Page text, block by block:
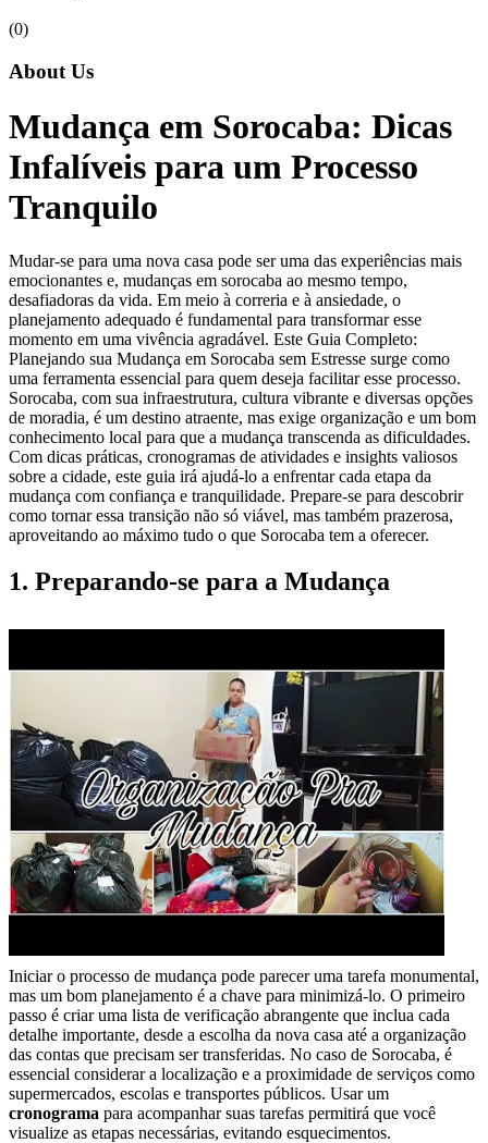
(0)
About Us
Mudança em Sorocaba: Dicas
Infalíveis para um Processo
Tranquilo
Mudar-se para uma nova casa pode ser uma das experiências mais
emocionantes e, mudanças em sorocaba ao mesmo tempo,
desafiadoras da vida. Em meio à correria e à ansiedade, o
planejamento adequado é fundamental para transformar esse
momento em uma vivência agradável. Este Guia Completo:
Planejando sua Mudança em Sorocaba sem Estresse surge como
uma ferramenta essencial para quem deseja facilitar esse processo.
Sorocaba, com sua infraestrutura, cultura vibrante e diversas opções
de moradia, é um destino atraente, mas exige organização e um bom
conhecimento local para que a mudança transcenda as dificuldades.
Com dicas práticas, cronogramas de atividades e insights valiosos
sobre a cidade, este guia irá ajudá-lo a enfrentar cada etapa da
mudança com confiança e tranquilidade. Prepare-se para descobrir
como tornar essa transição não só viável, mas também prazerosa,
aproveitando ao máximo tudo o que Sorocaba tem a oferecer.
1. Preparando-se para a Mudança
Iniciar o processo de mudança pode parecer uma tarefa monumental,
mas um bom planejamento é a chave para minimizá-lo. O primeiro
passo é criar uma lista de verificação abrangente que inclua cada
detalhe importante, desde a escolha da nova casa até a organização
das contas que precisam ser transferidas. No caso de Sorocaba, é
essencial considerar a localização e a proximidade de serviços como
supermercados, escolas e transportes públicos. Usar um
cronograma para acompanhar suas tarefas permitirá que você
visualize as etapas necessárias, evitando esquecimentos.